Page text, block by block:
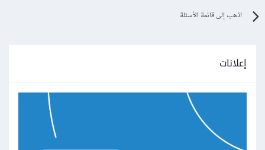
اذهب إلى قائمة الأسئلة
إعلانات